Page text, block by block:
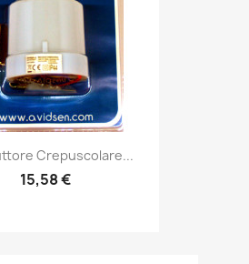
Crepuscolare...
15,58 €